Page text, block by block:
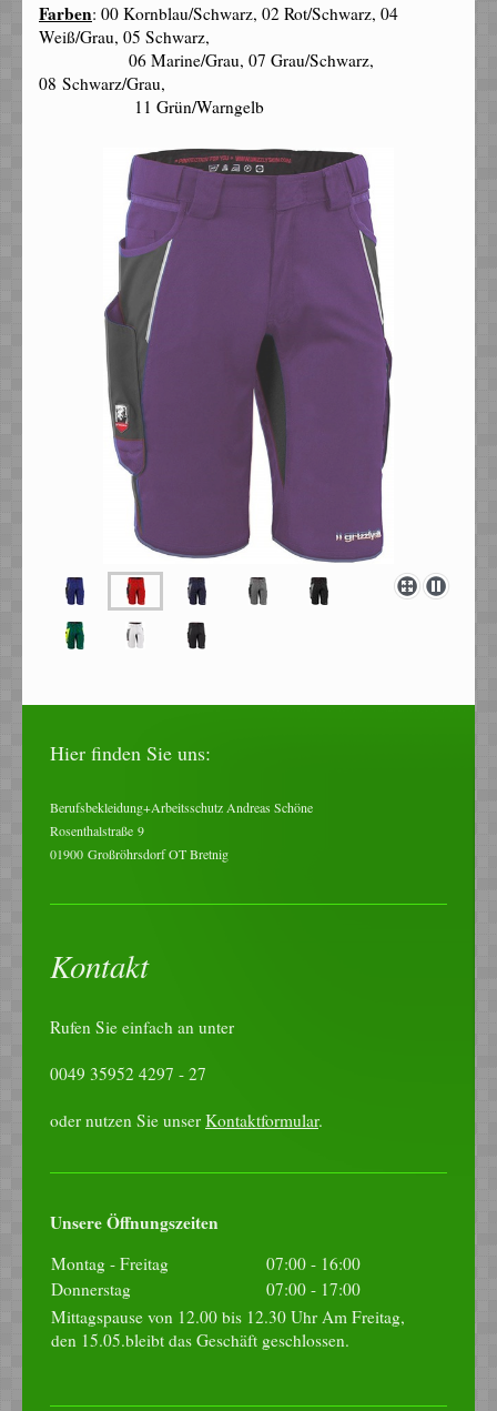
Farben: 00 Kornblau/Schwarz, 02 Rot/Schwarz, 04
Weiß/Grau, 05 Schwarz,
06 Marine/Grau, 07 Grau/Schwarz,
08 Schwarz/Grau,
11 Grün/Warngelb
Hier finden Sie uns:
Berufsbekleidung+Arbeitsschutz Andreas Schöne
Rosenthalstraße 9
01900 Großröhrsdorf OT Bretnig
Kontakt
Rufen Sie einfach an unter
0049 35952 4297 - 27
oder nutzen Sie unser Kontaktformular.
Unsere Öffnungszeiten
Montag - Freitag 07:00 - 16:00
Donnerstag
07:00 - 17:00
Mittagspause von 12.00 bis 12.30 Uhr Am Freitag,
den 15.05.bleibt das Geschäft geschlossen.